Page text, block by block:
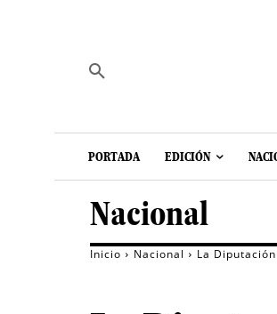
PORTADA EDICIÓN
Nacional
Inicio Nacional La